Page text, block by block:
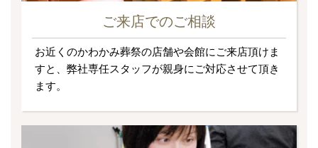
ご来店でのご相談
お近くのかわかみ葬祭の店舗や会館にご来店頂けま
すと、弊社専任スタッフが親身にご対応させて頂き
ます。